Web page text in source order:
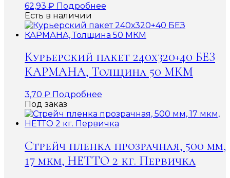
62,93 ₽ Подробнее
Есть в наличии
Курьерский пакет 240х320+40 БЕЗ
КАРМАНА, Толщина 50 МКМ
3,70 ₽ Подробнее
Под заказ
Стрейч пленка прозрачная, 500 мм,
17 мкм, НЕТТО 2 кг. Первичка